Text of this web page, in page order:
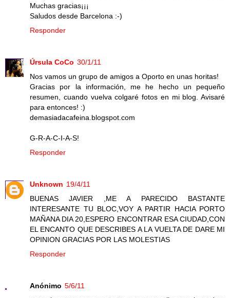
Muchas gracias¡¡¡
Saludos desde Barcelona :-)
Responder
Úrsula CoCo 30/1/11
Nos vamos un grupo de amigos a Oporto en unas horitas!
Gracias por la información, me he hecho un pequeño
resumen, cuando vuelva colgaré fotos en mi blog. Avisaré
para entonces! :)
demasiadacafeina.blogspot.com
G-R-A-C-I-A-S!
Responder
Unknown 19/4/11
BUENAS JAVIER ,ME A PARECIDO BASTANTE
INTERESANTE TU BLOC,VOY A PARTIR HACIA PORTO
MAÑANA DIA 20,ESPERO ENCONTRAR ESA CIUDAD,CON
EL ENCANTO QUE DESCRIBES A LA VUELTA DE DARE MI
OPINION GRACIAS POR LAS MOLESTIAS
Responder
Anónimo 5/6/11